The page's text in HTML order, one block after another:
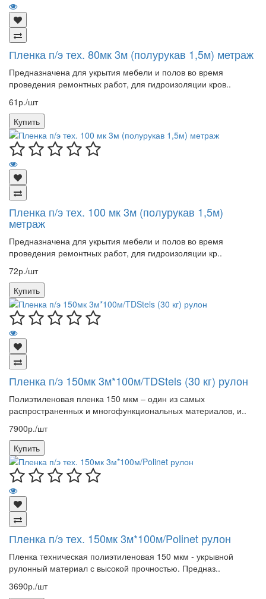
Пленка п/э тех. 80мк 3м (полурукав 1,5м) метраж
Предназначена для укрытия мебели и полов во время
проведения ремонтных работ, для гидроизоляции кров..
61р./шт
Купить
Пленка п/э тех. 100 мк 3м (полурукав 1,5м)
метраж
Предназначена для укрытия мебели и полов во время
проведения ремонтных работ, для гидроизоляции кр..
72р./шт
Купить
Пленка п/э 150мк 3м*100м/TDStels (30 кг) рулон
Полиэтиленовая пленка 150 мкм – один из самых
распространенных и многофункциональных материалов, и..
7900р./шт
Купить
Пленка п/э тех. 150мк 3м*100м/Polinet рулон
Пленка техническая полиэтиленовая 150 мкм - укрывной
рулонный материал с высокой прочностью. Предназ..
3690р./шт